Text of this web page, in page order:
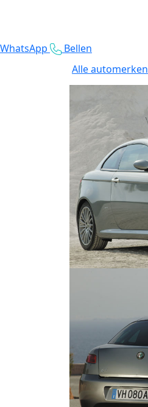
WhatsApp
Bellen
Alle automerken